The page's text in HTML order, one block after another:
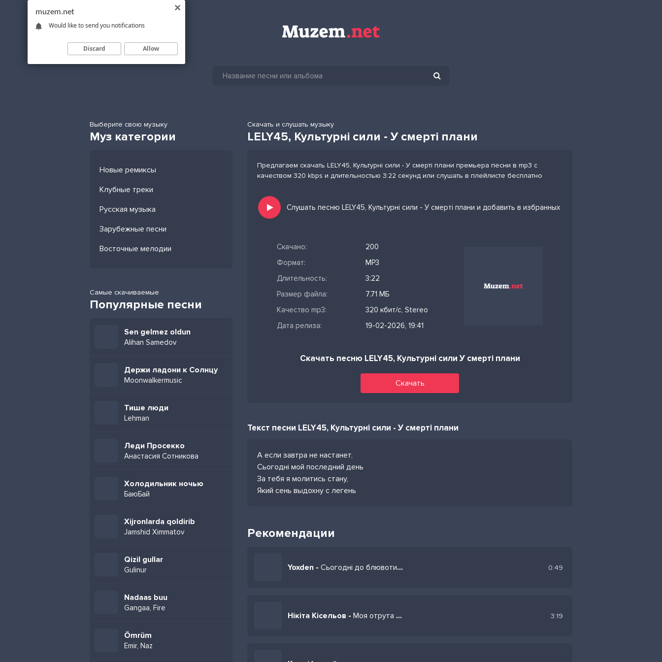
Выберите свою музыку
Муз категории
Новые ремиксы
Клубные треки
Русская музыка
Зарубежные песни
Восточные мелодии
Самые скачиваемые
Популярные песни
Sen gelmez oldun
Alihan Samedov
Держи ладони к Солнцу
Moonwalkermusic
Тише люди
Lehman
Леди Просекко
Анастасия Сотникова
Холодильник ночью
БаюБай
Xijronlarda qoldirib
Jamshid Ximmatov
Qizil gullar
Gulinur
Nadaas buu
Gangaa, Fire
Ömrüm
Emir, Naz
Скачать и слушать музыку
LELY45, Культурні сили - У смерті плани
Предлагаем скачать LELY45, Культурні сили - У смерті плани премьера песни в mp3 с
качеством 320 kbps и длительностью 3:22 секунд или слушать в плейлисте бесплатно
Слушать песню LELY45, Культурні сили - У смерті плани и добавить в избранных
Скачано:
200
Формат:
MP3
Длительность:
3:22
Размер файла:
7.71 МБ
Качество mp3:
320 кбит/с, Stereo
Дата релиза:
19-02-2026, 19:41
Скачать песню LELY45, Культурні сили У смерті плани
Скачать
Текст песни LELY45, Культурні сили - У смерті плани
А если завтра не настанет,
Сьогодні мой последний день
За тебя я молитись стану,
Який сень выдохну с легень
Рекомендации
Yoxden - Сьогодні до блювоти а завтра пити воду 0:49
Нікіта Кісельов - Моя отрута ти сьогодні розкута 3:19
muzem.net
Would like to send you notifications
Discard Allow